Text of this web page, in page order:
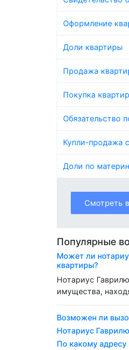
Оформление
Доли квартиры
Продажа
Покупка
Обязательство
Купли-продажа
Доли по
Смотреть
Популярные
Может ли
квартиры?
Нотариус
имущества,
Возможен ли
Нотариус
По какому